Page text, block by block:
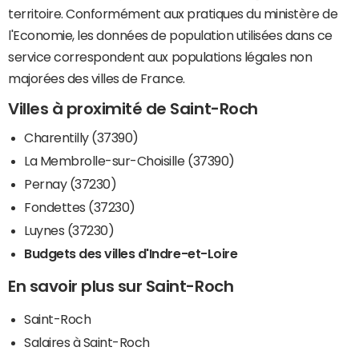
territoire. Conformément aux pratiques du ministère de
l'Economie, les données de population utilisées dans ce
service correspondent aux populations légales non
majorées des villes de France.
Villes à proximité de Saint-Roch
Charentilly (37390)
La Membrolle-sur-Choisille (37390)
Pernay (37230)
Fondettes (37230)
Luynes (37230)
Budgets des villes d'Indre-et-Loire
En savoir plus sur Saint-Roch
Saint-Roch
Salaires à Saint-Roch